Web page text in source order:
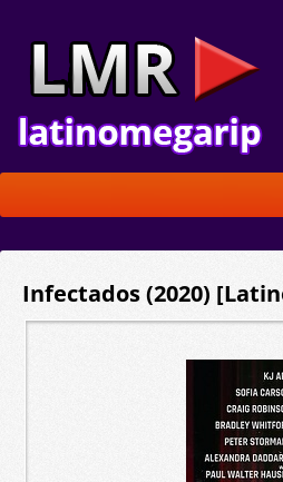
Infectados (2020)